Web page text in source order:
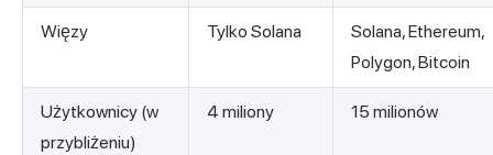
Więzy Tylko Solana
Solana, Ethereum,
Polygon, Bitcoin
Użytkownicy (w
przybliżeniu)
4 miliony 15 milionów